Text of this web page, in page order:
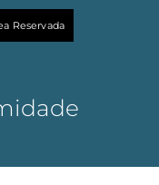
Reservada